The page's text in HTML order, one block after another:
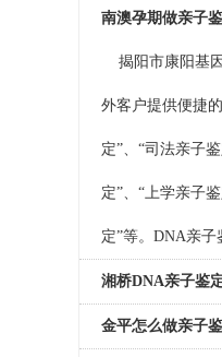
南澳孕期做亲子
揭阳市康阳基
外客户提供便捷
定”、“司法亲子
定”、“上学亲子
定”等。DNA亲子
湘桥DNA亲子鉴
金平怎么做亲子